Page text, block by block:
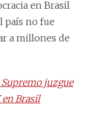
en Brasil
país no fue
a millones de
Supremo juzgue
Brasil